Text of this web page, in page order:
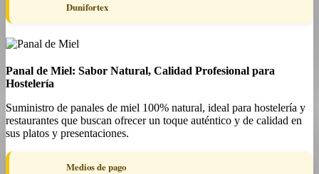
Dunifortex
Panal de Miel: Sabor Natural, Calidad Profesional para
Hostelería
Suministro de panales de miel 100% natural, ideal para hostelería y
restaurantes que buscan ofrecer un toque auténtico y de calidad en
sus platos y presentaciones.
Medios de pago